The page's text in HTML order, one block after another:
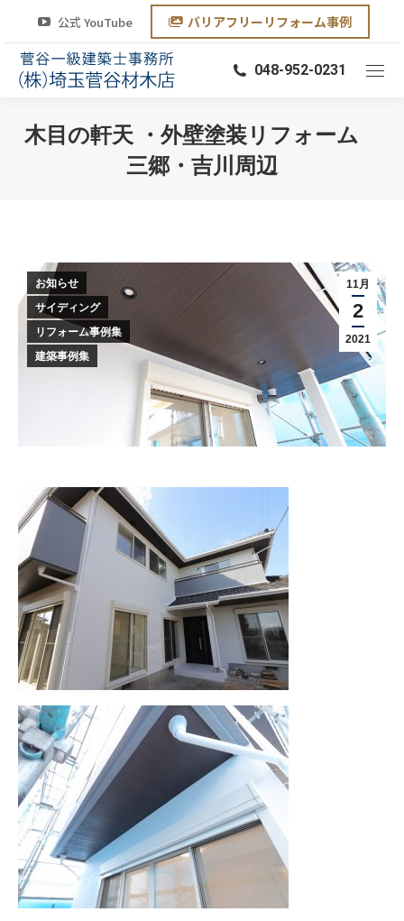
公式 YouTube バリアフリーリフォーム事例
048-952-0231
木目の軒天 ・外壁塗装リフォーム
三郷・吉川周辺
11月
2
2021
お知らせ
サイディング
リフォーム事例集
建築事例集